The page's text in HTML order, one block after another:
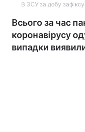
В ЗСУ за добу
Всього за час
коронавірусу
випадки